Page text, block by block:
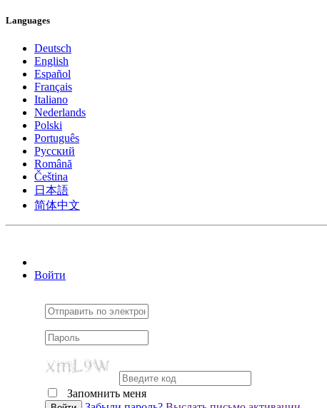
Cookie Consent plugin for the EU cookie law
Languages
Deutsch
English
Español
Français
Italiano
Nederlands
Polski
Português
Pусский
Română
Čeština
日本語
简体中文
Войти
Запомнить меня